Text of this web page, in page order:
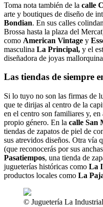
Toma nota también de la calle
arte y boutiques de diseño de
Bondian. En sus calles
Brossa hasta la plaza del
como American Vintage y
masculina La Principal, y el
diseñadora de joyas
Las tiendas de siempre
Si lo tuyo no son las firmas de
que te dirijas al centro de la
en el centro son familiares y,
propio género. En la calle San
tiendas de zapatos de piel de
sus atrevidos diseños. Otra vía
(que reconocerás por sus
Pasatiempos, una tienda de
jugueterías históricas como La
productos locales como La
© Juguetería La